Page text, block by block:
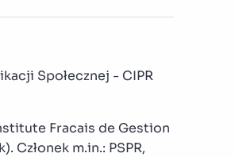
Społecznej - CIPR
Fracais de Gestion
Członek m.in.: PSPR,